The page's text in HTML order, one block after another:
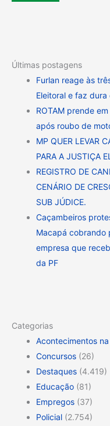
Últimas postagens
Furlan reage às
Eleitoral e faz
ROTAM prende
após roubo de
MP QUER LEVAR
PARA A JUSTIÇA
REGISTRO DE
CENÁRIO DE
SUB JÚDICE.
Caçambeiros
Macapá cobrando
empresa que
da PF
Categorias
Acontecimentos
Concursos (26)
Destaques (4.419)
Educação (81)
Empregos (37)
Policial (2.754)